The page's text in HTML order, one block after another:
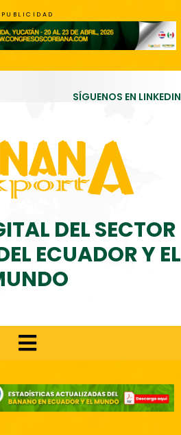
PUBLICIDAD
SÍGUENOS EN LINKEDIN
DEL SECTOR
ECUADOR Y EL